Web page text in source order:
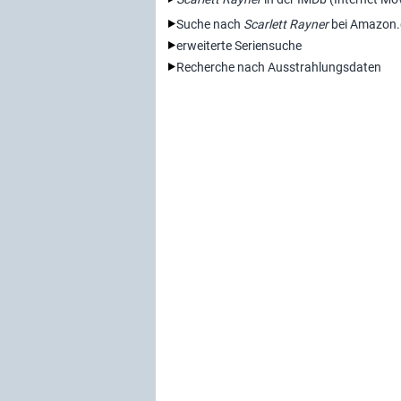
Suche nach Scarlett Raynerbei
erweiterte Seriensuche
Recherche nach Ausstrahlungsdaten